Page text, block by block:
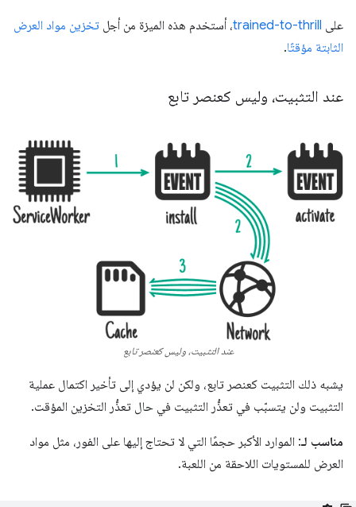
على trained-to-thrill، أستخدم هذه الميزة من أجل تخزين مواد العرض
الثابتة مؤقتًا.
عند التثبيت، وليس كعنصر تابع
عند التثبيت، وليس كعنصر تابع
يشبه ذلك التثبيت كعنصر تابع، ولكن لن يؤدي إلى تأخير اكتمال عملية
التثبيت ولن يتسبّب في تعذُّر التثبيت في حال تعذُّر التخزين المؤقت.
مناسب لـ: الموارد الأكبر حجمًا التي لا تحتاج إليها على الفور، مثل مواد
العرض للمستويات اللاحقة من اللعبة.